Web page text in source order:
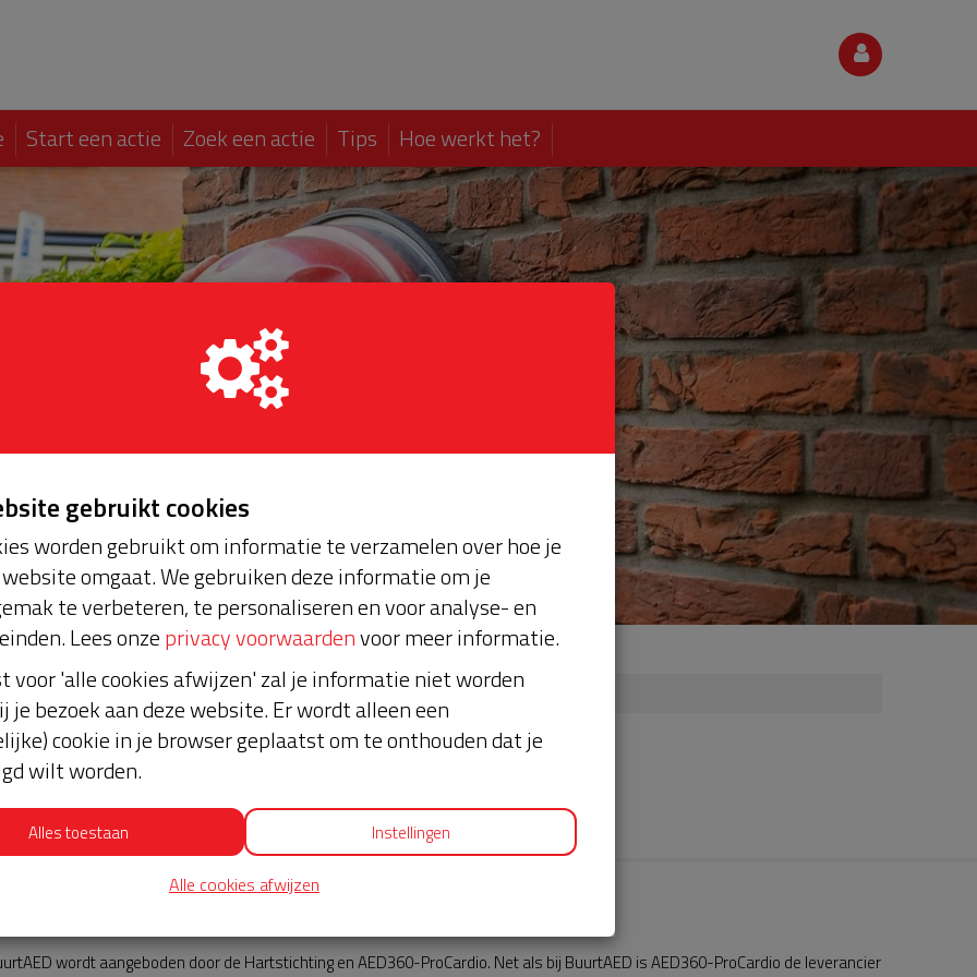
Start een actie Zoek een actie Tips Hoe werkt het?
Nieuws
wordt aangeboden door de Hartstichting en AED360-ProCardio. Net als bij BuurtAED is AED360-ProCardio de leverancier
gebruikt cookies
worden gebruikt om informatie te verzamelen over hoe je
omgaat. We gebruiken deze informatie om je
te verbeteren, te personaliseren en voor analyse- en
Lees onzeprivacy voorwaardenvoor meer informatie.
voor 'alle cookies afwijzen' zal je informatie niet worden
je bezoek aan deze website. Er wordt alleen een
cookie in je browser geplaatst om te onthouden dat je
wilt worden.
Alles toestaan Instellingen
Alle cookies afwijzen